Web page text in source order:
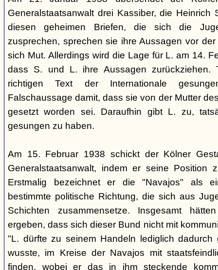
Generalstaatsanwalt drei Kassiber, die
diesen geheimen Briefen, die sich die
zusprechen, sprechen sie ihre Aussagen vor
sich Mut. Allerdings wird die Lage für L. am 14.
dass S. und L. ihre Aussagen zurückziehen.
richtigen Text der Internationale
Falschaussage damit, dass sie von der Mutter
gesetzt worden sei. Daraufhin gibt L. zu,
gesungen zu haben.
Am 15. Februar 1938 schickt der Kölner
Generalstaatsanwalt, indem er seine Position
Erstmalig bezeichnet er die "Navajos" als
bestimmte politische Richtung, die sich aus
Schichten zusammensetze. Insgesamt
ergeben, dass sich dieser Bund nicht mit
"L. dürfte zu seinem Handeln lediglich dadurch
wusste, im Kreise der Navajos mit
finden, wobei er das in ihm steckende